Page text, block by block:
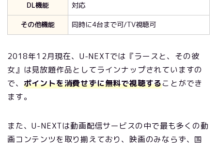
DL機能
対応
その他機能
同時に4台まで可/TV視聴可
2018年12月現在、U-NEXTでは『ラースと、その彼
女』は見放題作品としてラインナップされていますの
で、 ポイントを消費せずに無料で視聴することができ
ます。
また、U-NEXTは動画配信サービスの中で最も多くの動
画コンテンツを取り揃えており、映画のみならず、国